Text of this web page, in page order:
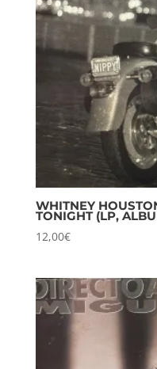
WHITNEY
TONIGHT (LP,
12,00€